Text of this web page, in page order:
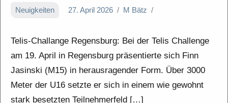
Neuigkeiten 27. April 2026 M Bätz
Telis-Challange Regensburg: Bei der Telis Challenge
am 19. April in Regensburg präsentierte sich Finn
Jasinski (M15) in herausragender Form. Über 3000
Meter der U16 setzte er sich in einem wie gewohnt
stark besetzten Teilnehmerfeld […]